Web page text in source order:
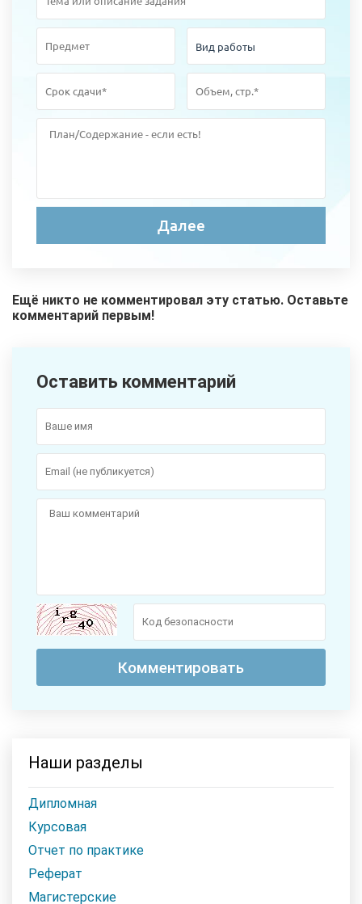
Ещё никто не комментировал эту статью. Оставьте
комментарий первым!
Оставить комментарий
Наши разделы
Дипломная
Курсовая
Отчет по практике
Реферат
Магистерские